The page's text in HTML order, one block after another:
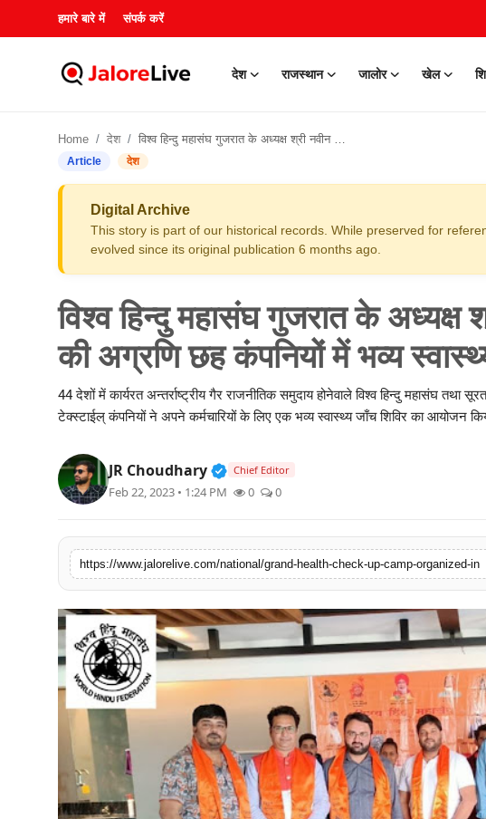
हमारे बारे में संपर्क करें
देश राजस्थान जालोर खेल
लाइफस्टाइल
Home देश विश्व हिन्दु महासंघ गुजरात के अध्यक्ष श्री नवीन कुमठ द्वारा सूरत की अग्रणि छह कंपनियों में भव्य स्वास्थ्य जाँच शिविर का आयोजन
Article देश
Digital Archive
This story is part of our historical records. While preserved for
evolved since its original publication 6 months ago.
विश्व हिन्दु महासंघ गुजरात के अध्यक्ष
की अग्रणि छह कंपनियों में भव्य
44 देशों में कार्यरत अन्तर्राष्ट्रीय गैर राजनीतिक समुदाय होनेवाले विश्व हिन्दु महासंघ
टेक्स्टाईल् कंपनियों ने अपने कर्मचारियों के लिए एक भव्य स्वास्थ्य जाँच शिविर का आयोजन
JR Choudhary Verified Public Figure • 30 Mar, 2026
Chief Editor
Feb 22, 2023 • 1:24 PM 0 0
https://www.jalorelive.com/national/grand-health-check-up-camp-organized-in